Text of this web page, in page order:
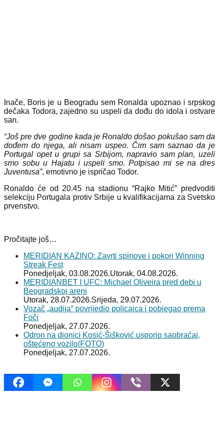
Inače, Boris je u Beogradu sem Ronalda upoznao i srpskog
dečaka Todora, zajedno su uspeli da dođu do idola i ostvare
san.
“Još pre dve godine kada je Ronaldo došao pokušao sam da
dođem do njega, ali nisam uspeo. Čim sam saznao da je
Portugal opet u grupi sa Srbijom, napravio sam plan, uzeli
smo sobu u Hajatu i uspeli smo. Potpisao mi se na dres
Juventusa”, emotivno je ispričao Todor.
Ronaldo će od 20.45 na stadionu “Rajko Mitić” predvoditi
selekciju Portugala protiv Srbije u kvalifikacijama za Svetsko
prvenstvo.
Pročitajte još…
MERIDIAN KAZINO: Zavrti spinove i pokori Winning
Streak Fest
Ponedjeljak, 03.08.2026.Utorak, 04.08.2026.
MERIDIANBET I UFC: Michael Oliveira pred debi u
Beogradskoj areni
Utorak, 28.07.2026.Srijeda, 29.07.2026.
Vozač „audija“ povrijedio policajca i pobjegao prema
Foči
Ponedjeljak, 27.07.2026.
Odron na dionici Kosić-Šišković usporio saobraćaj,
oštećeno vozilo(FOTO)
Ponedjeljak, 27.07.2026.